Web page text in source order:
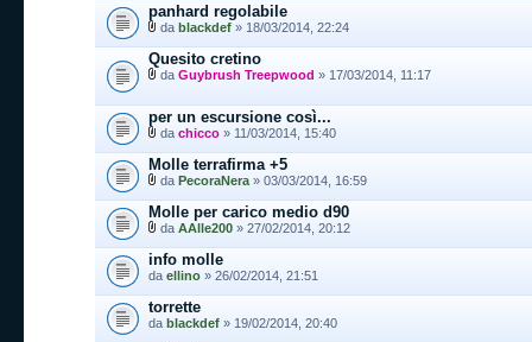
panhard regolabile
da blackdef » 18/03/2014, 22:24
Quesito cretino
da Guybrush Treepwood » 17/03/2014, 11:17
per un escursione così...
da chicco » 11/03/2014, 15:40
Molle terrafirma +5
da PecoraNera » 03/03/2014, 16:59
Molle per carico medio d90
da AAlle200 » 27/02/2014, 20:12
info molle
da ellino » 26/02/2014, 21:51
torrette
da blackdef » 19/02/2014, 20:40